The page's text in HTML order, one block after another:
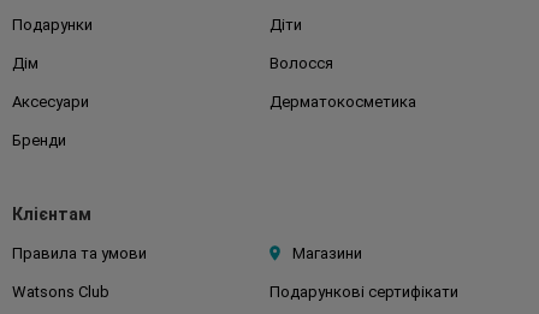
Подарунки Діти
Дім Волосся
Аксесуари Дерматокосметика
Бренди
Клієнтам
Правила та умови Магазини
Watsons Club Подарункові сертифікати